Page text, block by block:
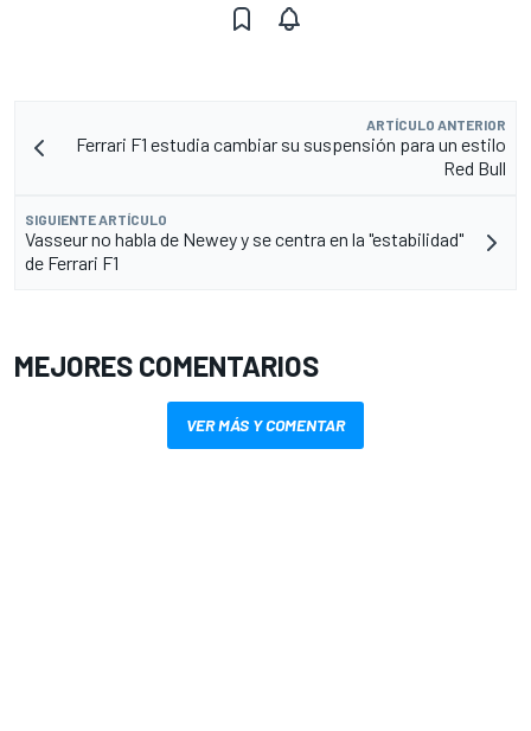
ARTÍCULO ANTERIOR
Ferrari F1 estudia cambiar su suspensión para un estilo
Red Bull
SIGUIENTE ARTÍCULO
Vasseur no habla de Newey y se centra en la "estabilidad"
de Ferrari F1
MEJORES COMENTARIOS
VER MÁS Y COMENTAR